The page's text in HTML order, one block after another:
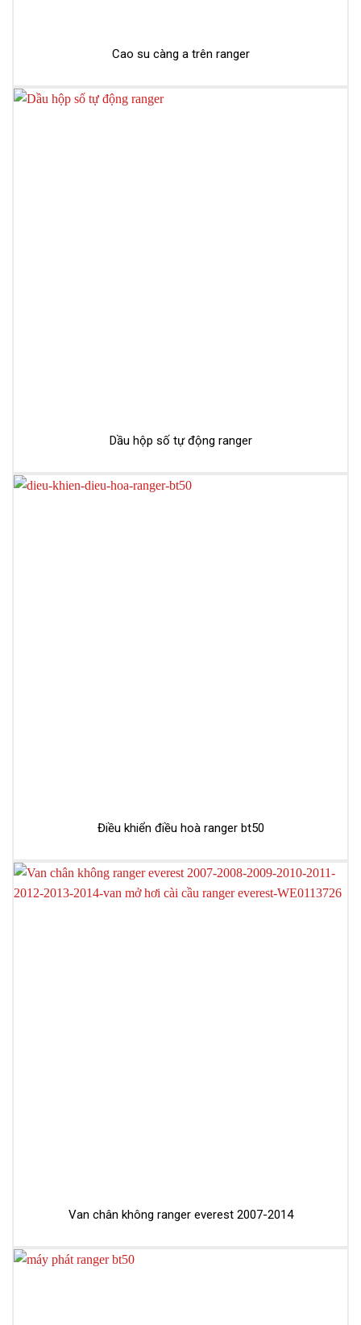
Cao su càng a trên ranger
Dầu hộp số tự động ranger
Điều khiển điều hoà ranger bt50
Van chân không ranger everest 2007-2014